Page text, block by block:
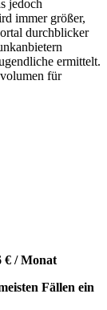
jedoch
immer größer,
durchblicker
ermittelt.
für
€ / Monat
Fällen ein